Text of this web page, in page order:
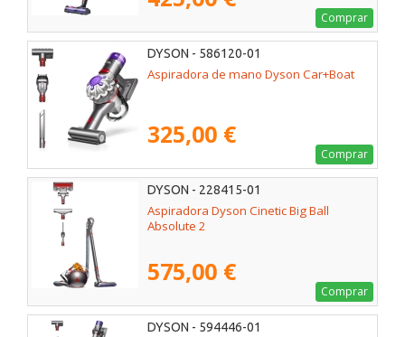
Comprar
DYSON - 586120-01
Aspiradora de mano Dyson Car+Boat
325,00 €
Comprar
DYSON - 228415-01
Aspiradora Dyson Cinetic Big Ball
Absolute 2
575,00 €
Comprar
DYSON - 594446-01